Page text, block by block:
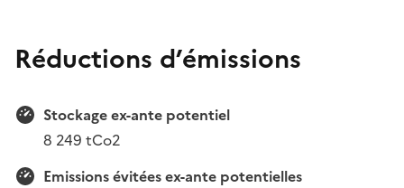
Réductions d’émissions
Stockage ex-ante potentiel
8 249 tCo2
Emissions évitées ex-ante potentielles